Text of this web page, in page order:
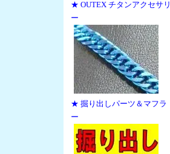
★ OUTEX チタンアクセサリ
ー
★ 掘り出しパーツ＆マフラ
ー